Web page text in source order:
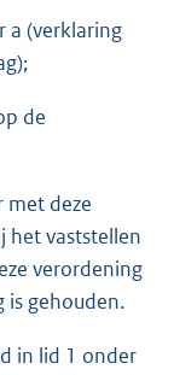
a (verklaring
de
met deze
het vaststellen
verordening
is gehouden.
in lid 1 onder